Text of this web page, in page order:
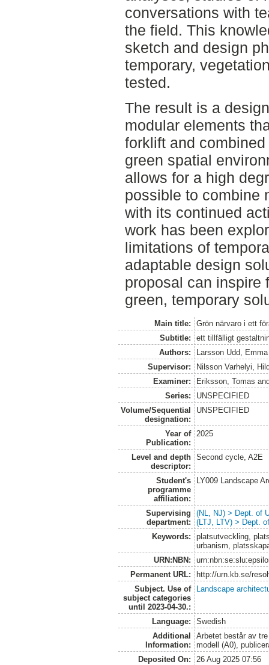
conversations with
the field. This
sketch and design
temporary,
tested.
The result is a
modular elements
forklift and
green spatial
allows for a high
possible to combine
with its continued
work has been
limitations of
adaptable design
proposal can inspire
green, temporary
Main title:
Grön närvaro i ett
Subtitle:
ett tillfälligt
Authors:
Larsson Udd, Emma
Supervisor:
Nilsson Varhelyi,
Examiner:
Eriksson, Tomas
Series:
UNSPECIFIED
Volume/Sequential
designation:
UNSPECIFIED
Year of
Publication:
2025
Level and depth
descriptor:
Second cycle, A2E
Student's
programme
affiliation:
LY009 Landscape
Supervising
department:
(NL, NJ) > Dept. of
(LTJ, LTV) > Dept.
Keywords:
platsutveckling,
urbanism,
URN:NBN:
Permanent URL:
http://urn.kb.se/
Subject. Use of
subject categories
until 2023-04-30.:
Landscape
Language:
Swedish
Additional
Information:
Arbetet består av
modell (A0),
Deposited On:
26 Aug 2025 07:56